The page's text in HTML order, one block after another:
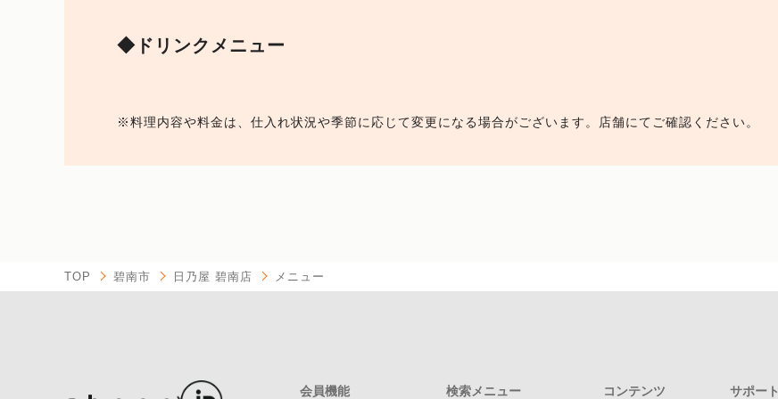
◆ドリンクメニュー
※料理内容や料金は、仕入れ状況や季節に応じて変更になる場合がございます。店舗にてご確認ください。
TOP 碧南市 日乃屋 碧南店 メニュー
会員機能 検索メニュー コンテンツ サポート